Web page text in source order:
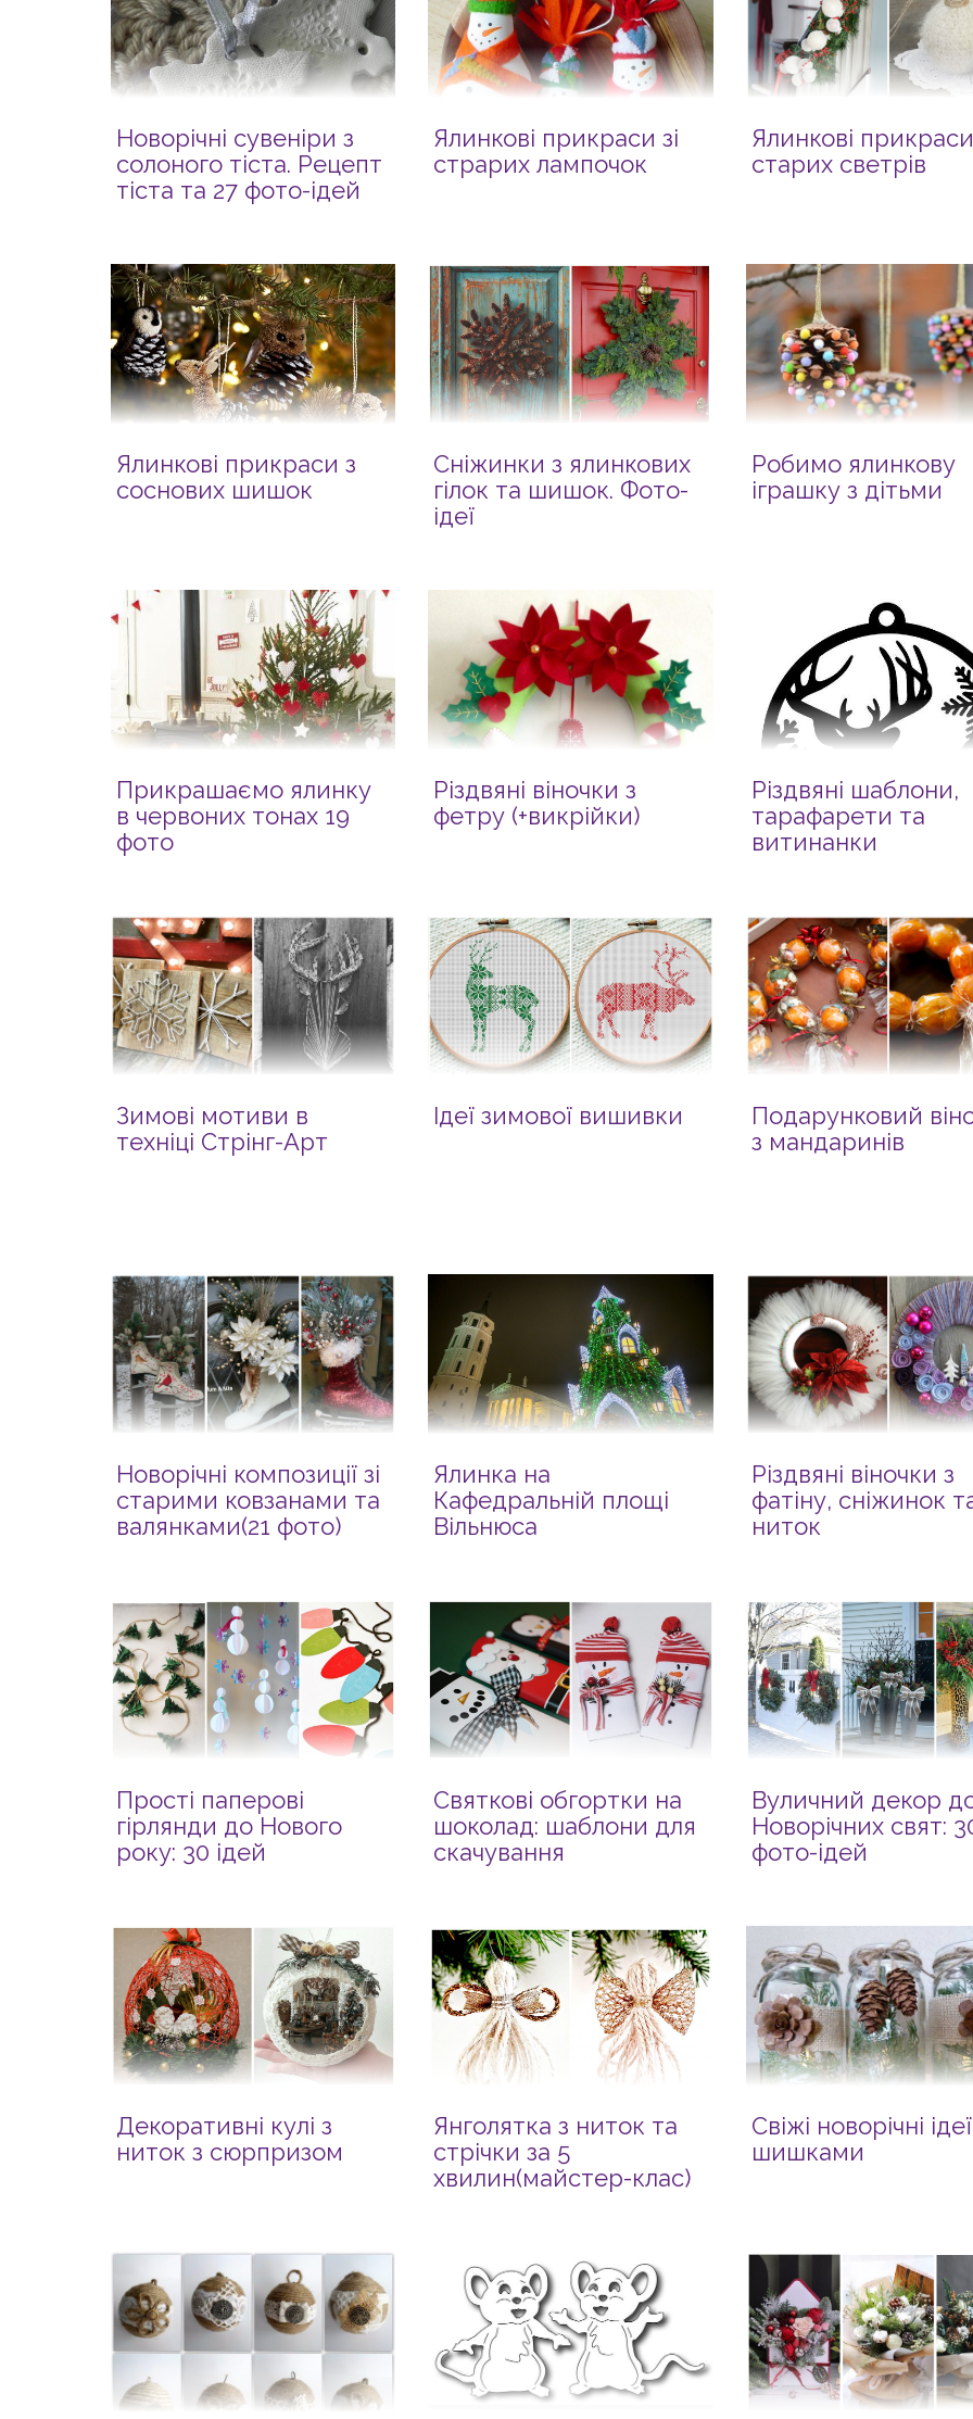
Новорічні сувеніри з
солоного тіста. Рецепт
тіста та 27 фото-ідей
Ялинкові прикраси зі
страрих лампочок
Ялинкові прикраси
старих светрів
Ялинкові прикраси з
соснових шишок
Сніжинки з ялинкових
гілок та шишок. Фото-
ідеї
Робимо ялинкову
іграшку з дітьми
Прикрашаємо ялинку
в червоних тонах 19
фото
Різдвяні віночки з
фетру (+викрійки)
Різдвяні шаблони,
тарафарети та
витинанки
Зимові мотиви в
техніці Стрінг-Арт
Ідеї зимової вишивки
Подарунковий
з мандаринів
Новорічні композиції зі
старими ковзанами та
валянками(21 фото)
Ялинка на
Кафедральній площі
Вільнюса
Різдвяні віночки з
фатіну, сніжинок
ниток
Прості паперові
гірлянди до Нового
року: 30 ідей
Святкові обгортки на
шоколад: шаблони для
скачування
Вуличний декор
Новорічних свят:
фото-ідей
Декоративні кулі з
ниток з сюрпризом
Янголятка з ниток та
стрічки за 5
хвилин(майстер-клас)
Свіжі новорічні
шишками